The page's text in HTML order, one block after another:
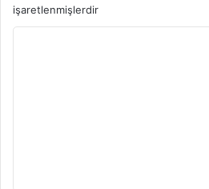
işaretlenmişlerdir